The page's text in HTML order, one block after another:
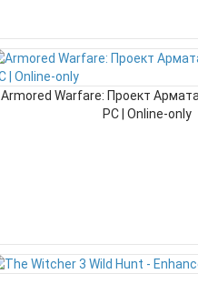
Armored Warfare: Проект
PC | Online-only